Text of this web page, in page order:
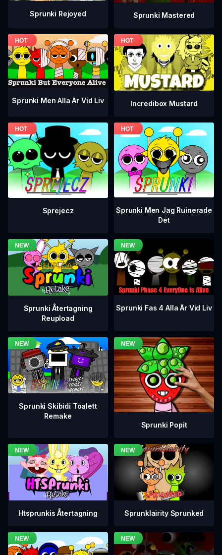
Sprunki Rejoyed Sprunki Mastered
Sprunki Men Alla Är Vid Liv Incredibox Mustard
Sprejecz
Sprunki Men Jag Ruinerade
Det
Sprunki Återtagning
Reupload
Sprunki Fas 4 Alla Är Vid Liv
Sprunki Skibidi Toalett
Remake
Sprunki Popit
Htsprunkis Återtagning Sprunklairity Sprunked